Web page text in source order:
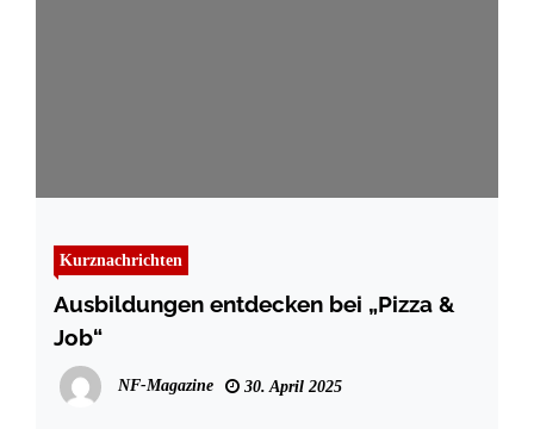
Kurznachrichten
Ausbildungen entdecken bei „Pizza &
Job“
NF-Magazine 30. April 2025